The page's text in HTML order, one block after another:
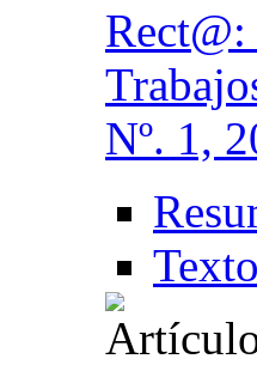
Nº. 1,